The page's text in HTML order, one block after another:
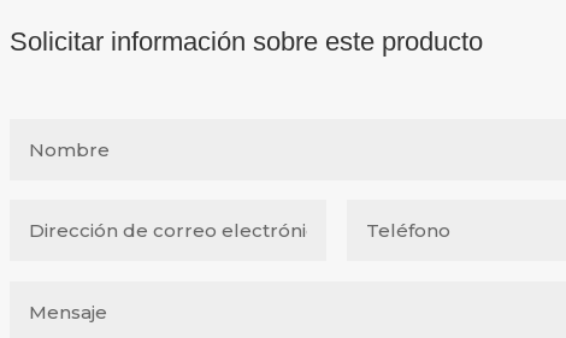
Solicitar información sobre este producto